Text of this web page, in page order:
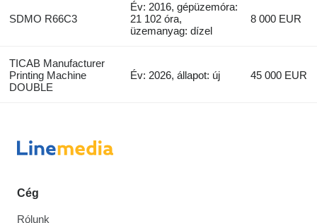
SDMO R66C3
Év: 2016, gépüzemóra:
21 102 óra,
üzemanyag: dízel
8 000 EUR
TICAB Manufacturer
Printing Machine
DOUBLE
Év: 2026, állapot: új 45 000 EUR
Cég
Rólunk